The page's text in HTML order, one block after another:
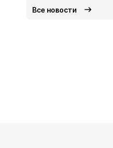
Все новости